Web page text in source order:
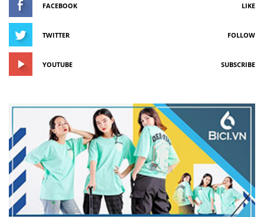
FACEBOOK LIKE
TWITTER FOLLOW
YOUTUBE SUBSCRIBE